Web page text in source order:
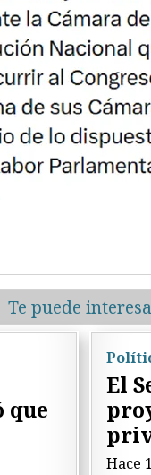
Te puede
El
Hace